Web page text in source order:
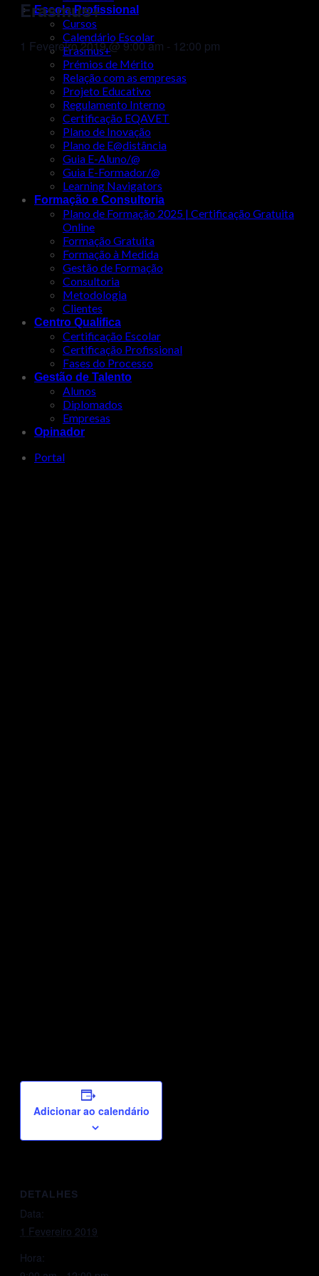
Escola Profissional
Cursos
Calendário Escolar
Erasmus+
Prémios de Mérito
Relação com as empresas
Projeto Educativo
Regulamento Interno
Certificação EQAVET
Plano de Inovação
Plano de E@distância
Guia E-Aluno/@
Guia E-Formador/@
Learning Navigators
Formação e Consultoria
Plano de Formação 2025 | Certificação Gratuita
Online
Formação Gratuita
Formação à Medida
Gestão de Formação
Consultoria
Metodologia
Clientes
Centro Qualifica
Certificação Escolar
Certificação Profissional
Fases do Processo
Gestão de Talento
Alunos
Diplomados
Empresas
Opinador
Portal
Erasmus+
1 Fevereiro 2019 @ 9:00 am - 12:00 pm
Adicionar ao calendário
DETALHES
Data:
1 Fevereiro 2019
Hora: